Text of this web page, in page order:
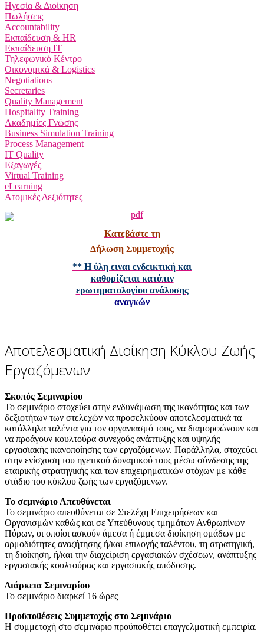
Ηγεσία & Διοίκηση
Πωλήσεις
Accountability
Εκπαίδευση & HR
Εκπαίδευση IT
Τηλεφωνικό Κέντρο
Οικονομικά & Logistics
Negotiations
Secretaries
Quality Management
Hospitality Training
Ακαδημίες Γνώσης
Business Simulation Training
Process Management
IT Quality
Εξαγωγές
Virtual Training
eLearning
Ατομικές Δεξιότητες
Κατεβάστε τη
Δήλωση Συμμετοχής
** Η ύλη ειναι ενδεικτική και
καθορίζεται κατόπιν
ερωτηματολογίου ανάλυσης
αναγκών
Αποτελεσματική Διοίκηση Κύκλου Ζωής
Εργαζόμενων
Σκοπός Σεμιναρίου
Το σεμινάριο στοχεύει στην ενδυνάμωση της ικανότητας και των
δεξιοτήτων των στελεχών να προσελκύουν αποτελεσματικά τα
κατάλληλα ταλέντα για τον οργανιασμό τους, να διαμορφώνουν και
να προάγουν κουλτούρα συνεχούς ανάπτυξης και υψηλής
εργασιακής ικανοποίησης των εργαζόμενων. Παράλληλα, στοχεύει
στην ενίσχυση του ηγετικού δυναμικού τους μέσω σύνδεσης της
εταιρικής στρατηγικής και των επιχειρηματικών στόχων με κάθε
στάδιο του κύκλου ζωής των εργαζόμενων.
Το σεμινάριο Απευθύνεται
Το σεμινάριο απευθύνεται σε Στελέχη Επιχειρήσεων και
Οργανισμών καθώς και σε Υπεύθυνους τμημάτων Ανθρωπίνων
Πόρων, οι οποίοι ασκούν άμεσα ή έμμεσα διοίκηση ομάδων με
αρμοδιότητες αναζήτησης ή/και επιλογής ταλέντου, τη στρατηγική,
τη διοίκηση, ή/και την διαχείριση εργασιακών σχέσεων, ανάπτυξης
εργασιακής κουλτούρας και εργασιακής απόδοσης.
Διάρκεια Σεμιναρίου
Το σεμινάριο διαρκεί 16 ώρες
Προϋποθέσεις Συμμετοχής στο Σεμινάριο
Η συμμετοχή στο σεμινάριο προϋποθέτει επαγγελματική εμπειρία.